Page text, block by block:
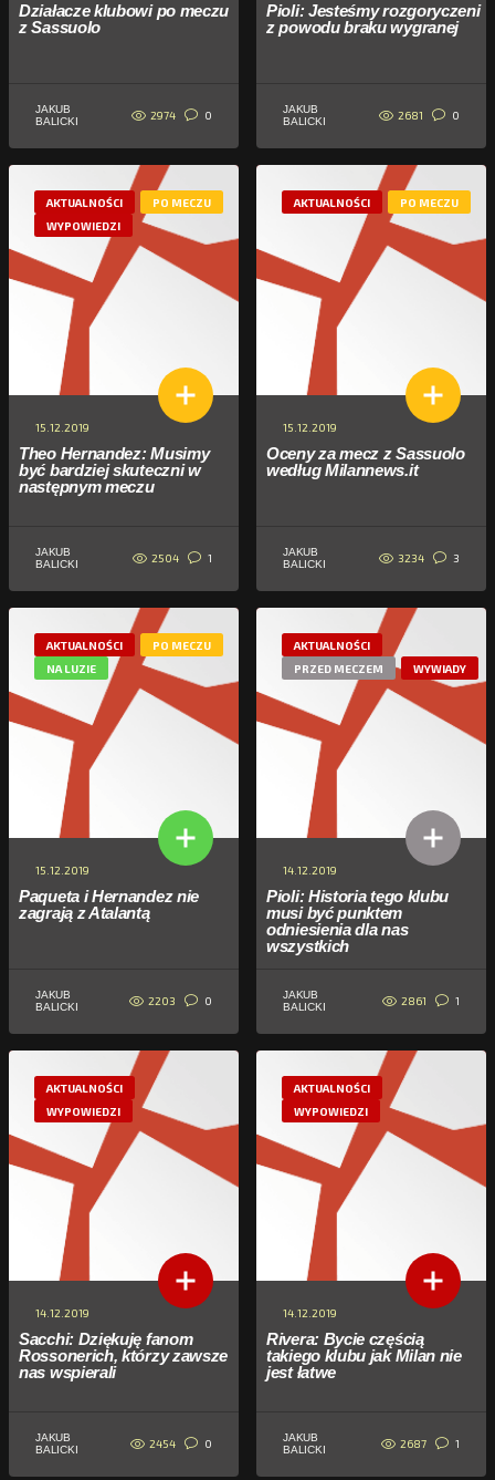
Działacze klubowi po meczu
z Sassuolo
JAKUB
BALICKI
2974 0
Pioli: Jesteśmy rozgoryczeni
z powodu braku wygranej
JAKUB
BALICKI
2681 0
AKTUALNOŚCI
PO MECZU
WYPOWIEDZI
15.12.2019
Theo Hernandez: Musimy
być bardziej skuteczni w
następnym meczu
JAKUB
BALICKI
2504 1
AKTUALNOŚCI PO MECZU
15.12.2019
Oceny za mecz z Sassuolo
według Milannews.it
JAKUB
BALICKI
3234 3
AKTUALNOŚCI
PO MECZU
NA LUZIE
15.12.2019
Paqueta i Hernandez nie
zagrają z Atalantą
JAKUB
BALICKI
2203 0
AKTUALNOŚCI
PRZED MECZEM
WYWIADY
14.12.2019
Pioli: Historia tego klubu
musi być punktem
odniesienia dla nas
wszystkich
JAKUB
BALICKI
2861 1
AKTUALNOŚCI
WYPOWIEDZI
14.12.2019
Sacchi: Dziękuję fanom
Rossonerich, którzy zawsze
nas wspierali
JAKUB
BALICKI
2454 0
AKTUALNOŚCI
WYPOWIEDZI
14.12.2019
Rivera: Bycie częścią
takiego klubu jak Milan nie
jest łatwe
JAKUB
BALICKI
2687 1